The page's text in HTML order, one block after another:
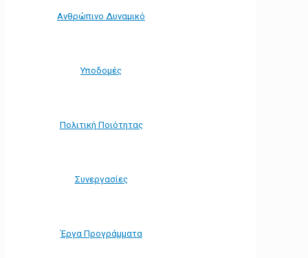
Ανθρώπινο Δυναμικό
Υποδομές
Πολιτική Ποιότητας
Συνεργασίες
Έργα Προγράμματα